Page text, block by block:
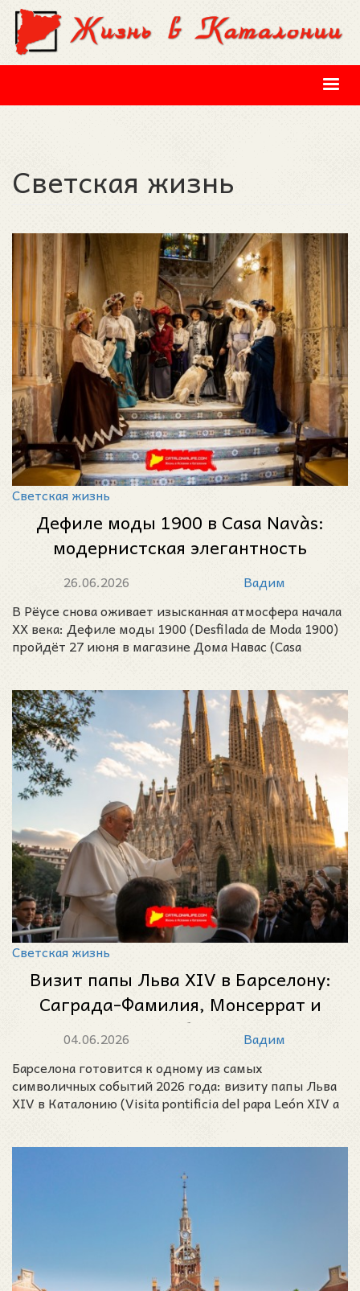
Перейти к основному содержанию
Светская жизнь
Светская жизнь
Дефиле моды 1900 в Casa Navàs:
модернистская элегантность
возвращается в Рёус
26.06.2026
Вадим
В Рёусе снова оживает изысканная атмосфера начала
XX века: Дефиле моды 1900 (Desfilada de Moda 1900)
пройдёт 27 июня в магазине Дома Навас (Casa
Светская жизнь
Визит папы Льва XIV в Барселону:
Саграда-Фамилия, Монсеррат и
историческая башня Иисуса
04.06.2026
Вадим
Барселона готовится к одному из самых
символичных событий 2026 года: визиту папы Льва
XIV в Каталонию (Visita pontificia del papa León XIV a